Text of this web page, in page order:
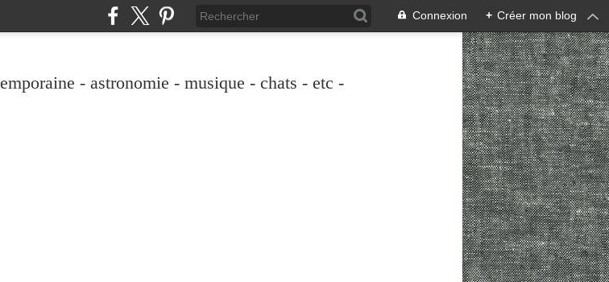
Connexion + Créer mon blog
- astronomie - musique - chats - etc -